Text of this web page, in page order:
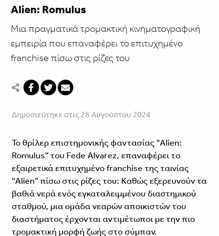
Alien: Romulus
Μια πραγματικά τρομακτική κινηματογραφική
εμπειρία που επαναφέρει το επιτυχημένο
franchise πίσω στις ρίζες του
Δημοσιεύτηκε στις 28 Αυγούστου 2024
Το θρίλερ επιστημονικής φαντασίας “Alien:
Romulus” του Fede Alvarez, επαναφέρει το
εξαιρετικά επιτυχημένο franchise της ταινίας
“Alien” πίσω στις ρίζες του: Καθώς εξερευνούν τα
βαθιά νερά ενός εγκαταλειμμένου διαστημικού
σταθμού, μια ομάδα νεαρών αποικιστών του
διαστήματος έρχονται αντιμέτωποι με την πιο
τρομακτική μορφή ζωής στο σύμπαν.